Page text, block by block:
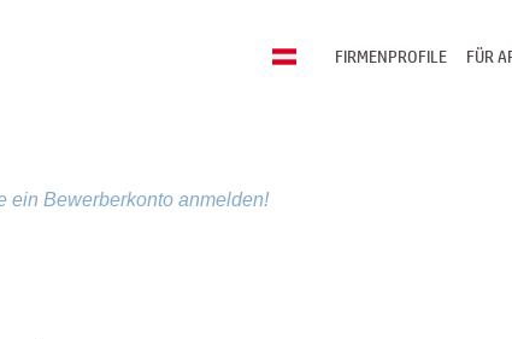
FÜR
FIRMENPROFILE
ein Bewerberkonto anmelden!